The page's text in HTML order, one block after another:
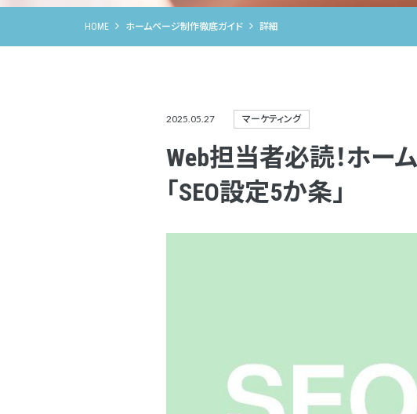
HOME ホームページ制作徹底ガイド 詳細
2025.05.27 マーケティング
Web担当者必読！ホー
「SEO設定5か条」